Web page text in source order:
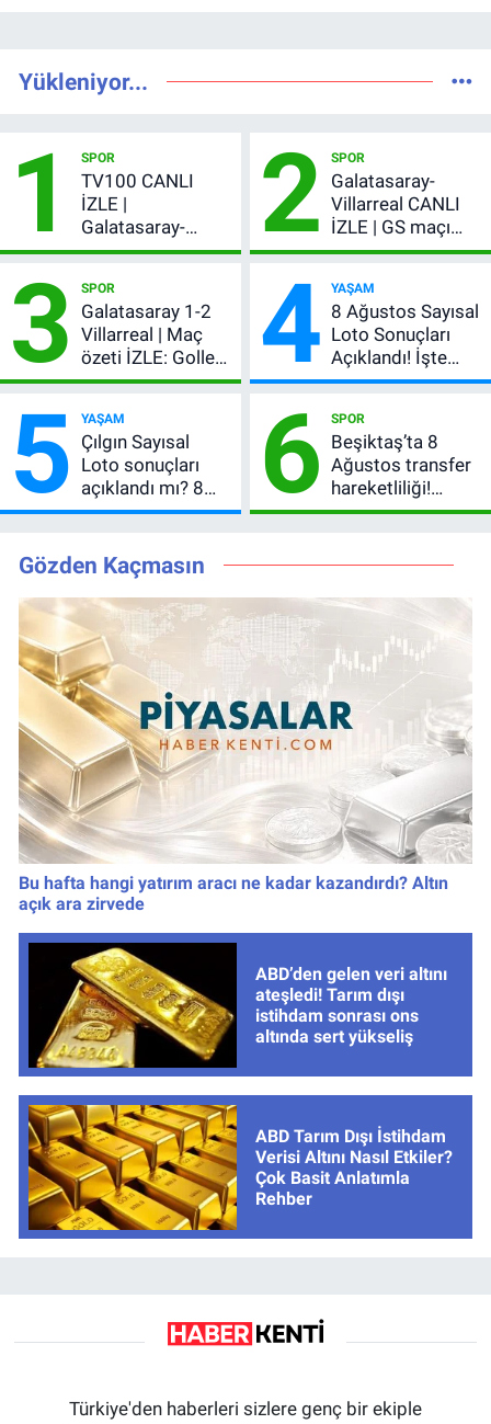
Yükleniyor...
1 SPOR
TV100 CANLI
İZLE |
Galatasaray-
Villarreal maçı
şifresiz canlı yayın
2 SPOR
Galatasaray-
Villarreal CANLI
İZLE | GS maçı
hangi kanalda,
3 SPOR
Galatasaray 1-2
Villarreal | Maç
özeti İZLE: Goller
peş peşe geldi,
kırmızı kart gördü!
4 YAŞAM
8 Ağustos Sayısal
Loto Sonuçları
Açıklandı! İşte
Kazandıran 6
5 YAŞAM
Çılgın Sayısal
Loto sonuçları
açıklandı mı? 8
Ağustos 2026
numaralar
6 SPOR
Beşiktaş’ta 8
Ağustos transfer
hareketliliği!
Yönetim 5 bölge
Gözden Kaçmasın
Bu hafta hangi yatırım aracı ne kadar kazandırdı? Altın
açık ara zirvede
ABD’den gelen veri altını
ateşledi! Tarım dışı
istihdam sonrası ons
altında sert yükseliş
ABD Tarım Dışı İstihdam
Verisi Altını Nasıl Etkiler?
Çok Basit Anlatımla
Rehber
Türkiye'den haberleri sizlere genç bir ekiple